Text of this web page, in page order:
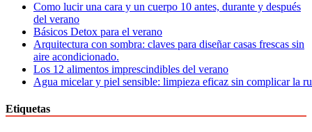
Como lucir una cara y un cuerpo 10 antes, durante y después
del verano
Básicos Detox para el verano
Arquitectura con sombra: claves para diseñar casas frescas sin
aire acondicionado.
Los 12 alimentos imprescindibles del verano
Agua micelar y piel sensible: limpieza eficaz sin complicar la
Etiquetas